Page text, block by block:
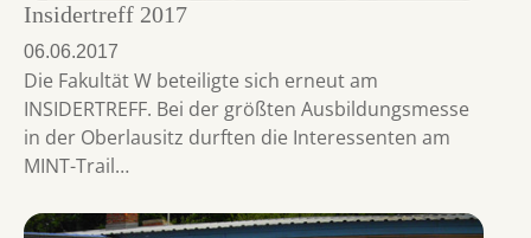
Insidertreff 2017
06.06.2017
Die Fakultät W beteiligte sich erneut am
INSIDERTREFF. Bei der größten Ausbildungsmesse
in der Oberlausitz durften die Interessenten am
MINT-Trail…